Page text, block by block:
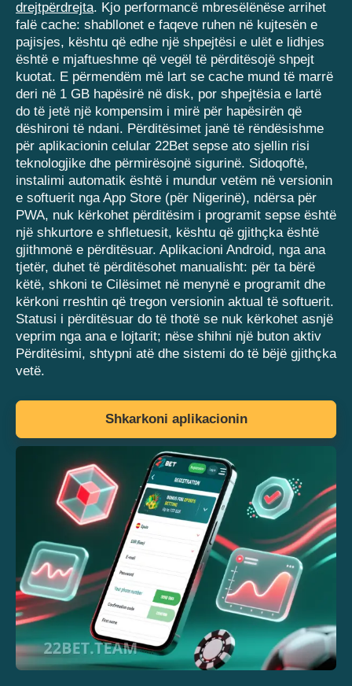
drejtpërdrejta. Kjo performancë mbresëlënëse arrihet
falë cache: shabllonet e faqeve ruhen në kujtesën e
pajisjes, kështu që edhe një shpejtësi e ulët e lidhjes
është e mjaftueshme që vegël të përditësojë shpejt
kuotat. E përmendëm më lart se cache mund të marrë
deri në 1 GB hapësirë ​​në disk, por shpejtësia e lartë
do të jetë një kompensim i mirë për hapësirën që
dëshironi të ndani. Përditësimet janë të rëndësishme
për aplikacionin celular 22Bet sepse ato sjellin risi
teknologjike dhe përmirësojnë sigurinë. Sidoqoftë,
instalimi automatik është i mundur vetëm në versionin
e softuerit nga App Store (për Nigerinë), ndërsa për
PWA, nuk kërkohet përditësim i programit sepse është
një shkurtore e shfletuesit, kështu që gjithçka është
gjithmonë e përditësuar. Aplikacioni Android, nga ana
tjetër, duhet të përditësohet manualisht: për ta bërë
këtë, shkoni te Cilësimet në menynë e programit dhe
kërkoni rreshtin që tregon versionin aktual të softuerit.
Statusi i përditësuar do të thotë se nuk kërkohet asnjë
veprim nga ana e lojtarit; nëse shihni një buton aktiv
Përditësimi, shtypni atë dhe sistemi do të bëjë gjithçka
vetë.
Shkarkoni aplikacionin